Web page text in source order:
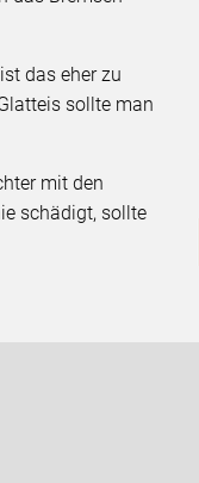
das eher zu
sollte man
mit den
schädigt, sollte